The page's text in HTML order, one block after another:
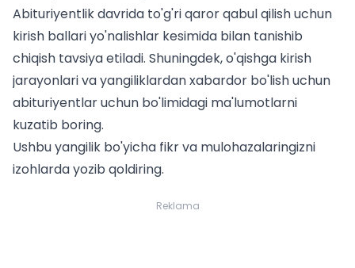
Abituriyentlik davrida to'g'ri qaror qabul qilish uchun
kirish ballari yo'nalishlar kesimida bilan tanishib
chiqish tavsiya etiladi. Shuningdek, o'qishga kirish
jarayonlari va yangiliklardan xabardor bo'lish uchun
abituriyentlar uchun bo'limidagi ma'lumotlarni
kuzatib boring.
Ushbu yangilik bo'yicha fikr va mulohazalaringizni
izohlarda yozib qoldiring.
Reklama